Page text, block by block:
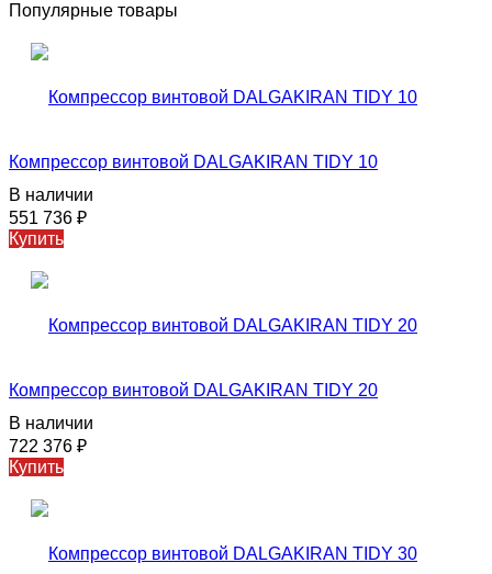
Популярные товары
Компрессор винтовой DALGAKIRAN TIDY 10
В наличии
551 736 ₽
Купить
Компрессор винтовой DALGAKIRAN TIDY 20
В наличии
722 376 ₽
Купить